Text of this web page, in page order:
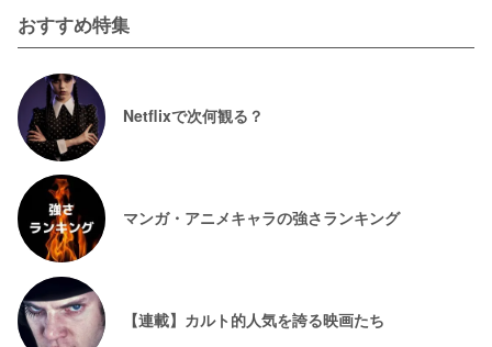
おすすめ特集
Netflixで次何観る？
マンガ・アニメキャラの強さランキング
【連載】カルト的人気を誇る映画たち